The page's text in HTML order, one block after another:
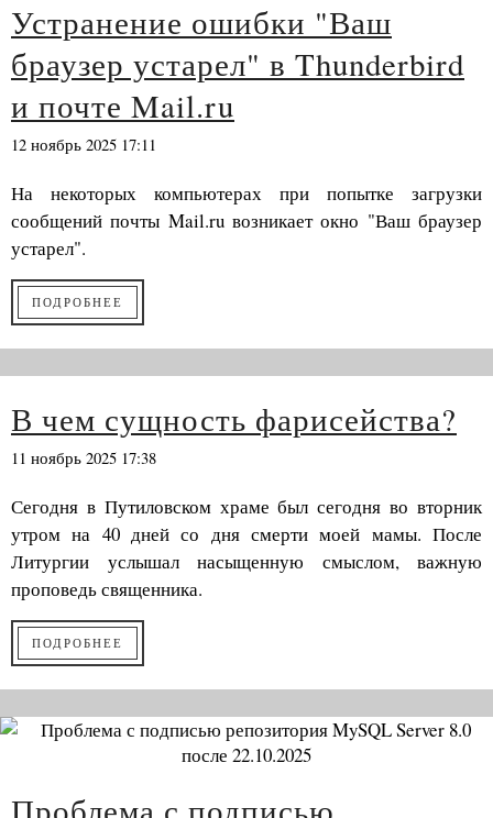
Устранение ошибки "Ваш
браузер устарел" в Thunderbird
и почте Mail.ru
12 ноябрь 2025 17:11
На некоторых компьютерах при попытке загрузки
сообщений почты Mail.ru возникает окно "Ваш браузер
устарел".
ПОДРОБНЕЕ
В чем сущность фарисейства?
11 ноябрь 2025 17:38
Сегодня в Путиловском храме был сегодня во вторник
утром на 40 дней со дня смерти моей мамы. После
Литургии услышал насыщенную смыслом, важную
проповедь священника.
ПОДРОБНЕЕ